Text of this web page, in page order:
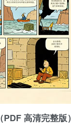
高清完整版）